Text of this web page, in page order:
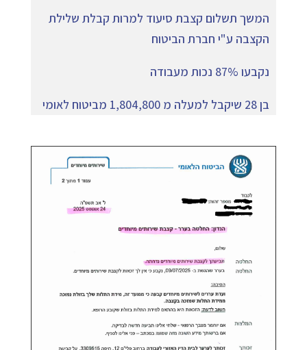
המשך תשלום קצבת סיעוד למרות קבלת שלילת
הקצבה ע"י חברת הביטוח
נקבעו 87% נכות מעבודה
בן 28 שיקבל למעלה מ 1,804,800 מביטוח לאומי